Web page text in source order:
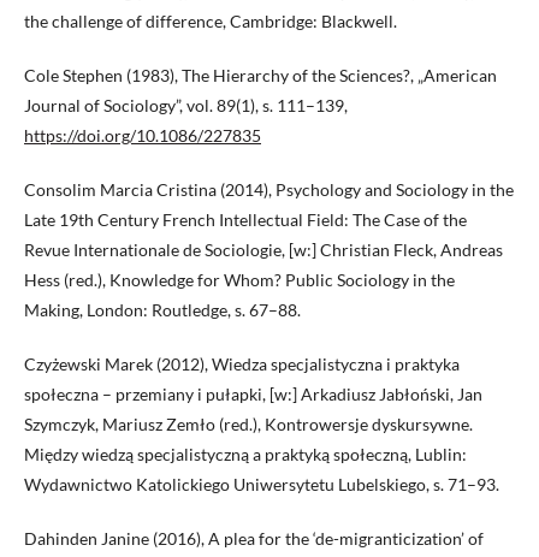
the challenge of difference, Cambridge: Blackwell.
Cole Stephen (1983), The Hierarchy of the Sciences?, „American
Journal of Sociology”, vol. 89(1), s. 111–139,
https://doi.org/10.1086/227835
Consolim Marcia Cristina (2014), Psychology and Sociology in the
Late 19th Century French Intellectual Field: The Case of the
Revue Internationale de Sociologie, [w:] Christian Fleck, Andreas
Hess (red.), Knowledge for Whom? Public Sociology in the
Making, London: Routledge, s. 67–88.
Czyżewski Marek (2012), Wiedza specjalistyczna i praktyka
społeczna – przemiany i pułapki, [w:] Arkadiusz Jabłoński, Jan
Szymczyk, Mariusz Zemło (red.), Kontrowersje dyskursywne.
Między wiedzą specjalistyczną a praktyką społeczną, Lublin:
Wydawnictwo Katolickiego Uniwersytetu Lubelskiego, s. 71–93.
Dahinden Janine (2016), A plea for the ‘de-migranticization’ of